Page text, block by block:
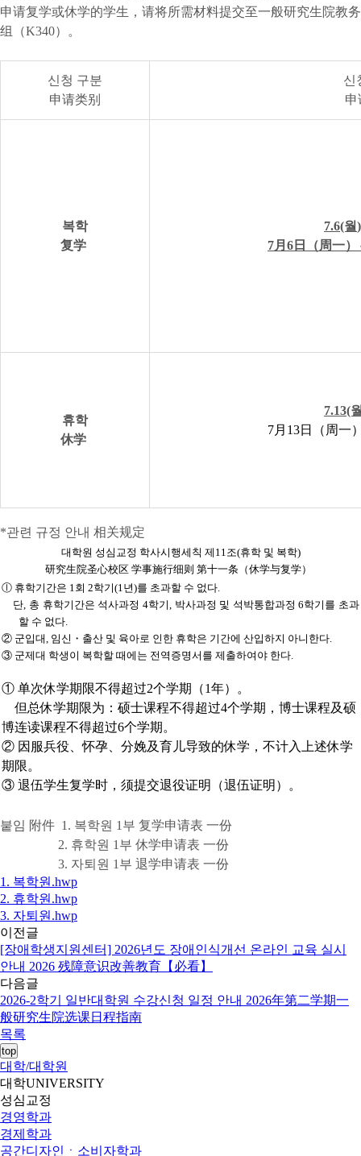
申请复学或休学的学生，请将所需材料提交至一般研究生院教务
组（K340）。
신청 구분
申请类别
신
申
복학
复学
7.6(월
7月6日（周一
휴학
休学
7.13(
7月13日（周一
*관련 규정 안내 相关规定
대학원 성심교정 학사시행세칙 제11조(휴학 및 복학)
研究生院圣心校区 学事施行细则 第十一条（休学与复学）
ⓛ 휴학기간은 1회 2학기(1년)를 초과할 수 없다.
단, 총 휴학기간은 석사과정 4학기, 박사과정 및 석박통합과정 6학기를 초과
할 수 없다.
② 군입대, 임신・출산 및 육아로 인한 휴학은 기간에 산입하지 아니한다.
③ 군제대 학생이 복학할 때에는 전역증명서를 제출하여야 한다.
① 单次休学期限不得超过2个学期（1年）。
但总休学期限为：硕士课程不得超过4个学期，博士课程及硕
博连读课程不得超过6个学期。
② 因服兵役、怀孕、分娩及育儿导致的休学，不计入上述休学
期限。
③ 退伍学生复学时，须提交退役证明（退伍证明）。
붙임 附件 1. 복학원 1부 复学申请表 一份
2. 휴학원 1부 休学申请表 一份
3. 자퇴원 1부 退学申请表 一份
1. 복학원.hwp
2. 휴학원.hwp
3. 자퇴원.hwp
이전글
[장애학생지원센터] 2026년도 장애인식개선 온라인 교육 실시
안내 2026 残障意识改善教育【必看】
다음글
2026-2학기 일반대학원 수강신청 일정 안내 2026年第二学期一
般研究生院选课日程指南
목록
top
대학/대학원
대학UNIVERSITY
성심교정
경영학과
경제학과
공간디자인ㆍ소비자학과